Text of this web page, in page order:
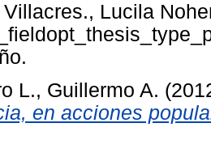
Villacres., Lucila
L., Guillermo A.
en acciones